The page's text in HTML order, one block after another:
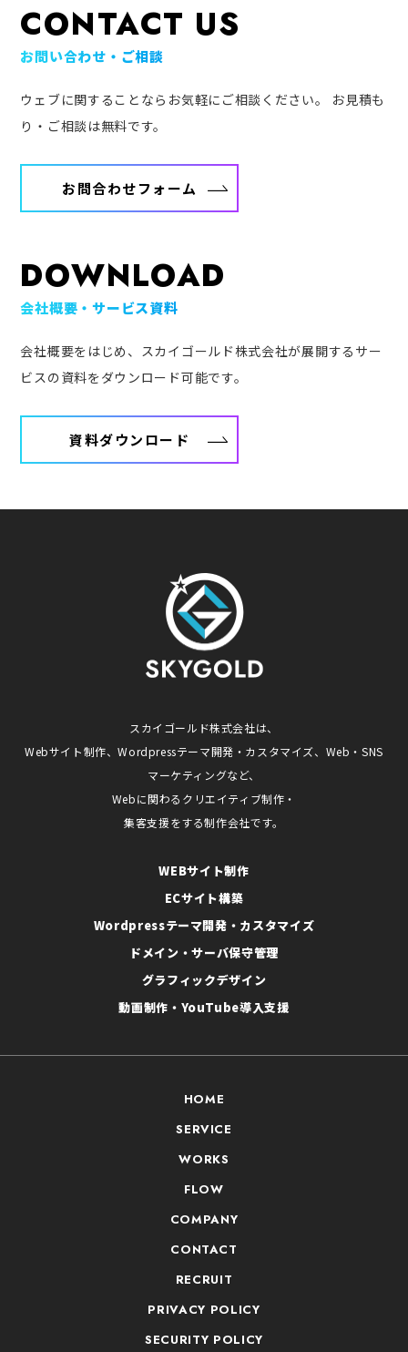
CONTACT US
お問い合わせ・ご相談
ウェブに関することならお気軽にご相談ください。
お見積も
り・ご相談は無料です。
お問合わせフォーム
DOWNLOAD
会社概要・サービス資料
会社概要をはじめ、スカイゴールド株式会社が展開するサー
ビスの資料をダウンロード可能です。
資料ダウンロード
スカイゴールド株式会社は、
Webサイト制作、Wordpressテーマ開発・カスタマイズ、Web・SNS
マーケティングなど、
Webに関わるクリエイティブ制作・
集客支援をする制作会社です。
WEBサイト制作
ECサイト構築
Wordpressテーマ開発・カスタマイズ
ドメイン・サーバ保守管理
グラフィックデザイン
動画制作・YouTube導入支援
HOME
SERVICE
WORKS
FLOW
COMPANY
CONTACT
RECRUIT
PRIVACY POLICY
SECURITY POLICY